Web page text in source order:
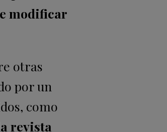
modificar
otras
por un
como
revista